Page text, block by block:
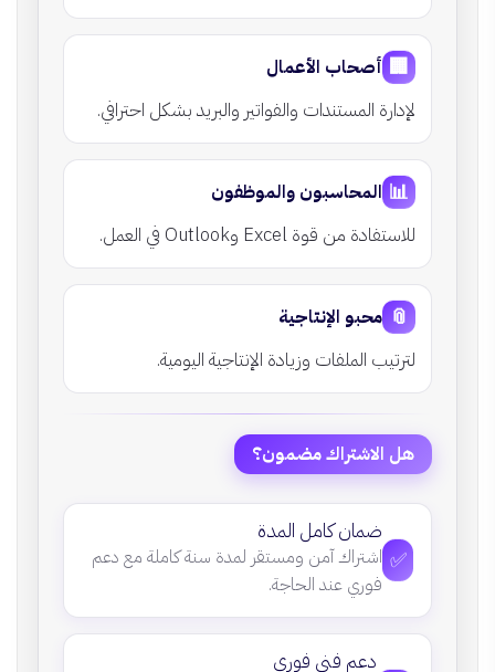
🏢 أصحاب الأعمال
لإدارة المستندات والفواتير والبريد بشكل احترافي.
📊 المحاسبون والموظفون
للاستفادة من قوة Excel وOutlook في العمل.
📎 محبو الإنتاجية
لترتيب الملفات وزيادة الإنتاجية اليومية.
هل الاشتراك مضمون؟
✅
ضمان كامل المدة
اشتراك آمن ومستقر لمدة سنة كاملة مع دعم
فوري عند الحاجة.
دعم فني فوري